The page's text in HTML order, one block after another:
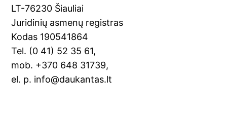
LT-76230 Šiauliai
Juridinių asmenų registras
Kodas 190541864
Tel. (0 41) 52 35 61,
mob. +370 648 31739,
el. p. info@daukantas.lt